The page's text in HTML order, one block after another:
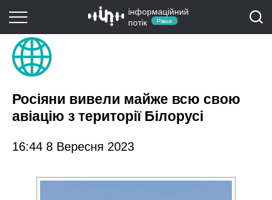
інформаційний
потік
Рівне
Росіяни вивели майже всю свою
авіацію з території Білорусі
16:44 8 Вересня 2023